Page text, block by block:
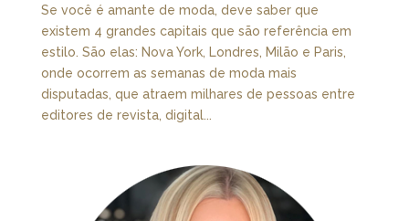
Se você é amante de moda, deve saber que
existem 4 grandes capitais que são referência em
estilo. São elas: Nova York, Londres, Milão e Paris,
onde ocorrem as semanas de moda mais
disputadas, que atraem milhares de pessoas entre
editores de revista, digital...